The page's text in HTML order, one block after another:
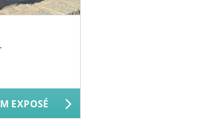
EXPOSÉ